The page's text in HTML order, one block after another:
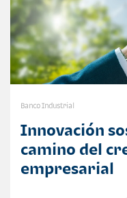
Banco Industrial
Innovación
camino del
empresarial